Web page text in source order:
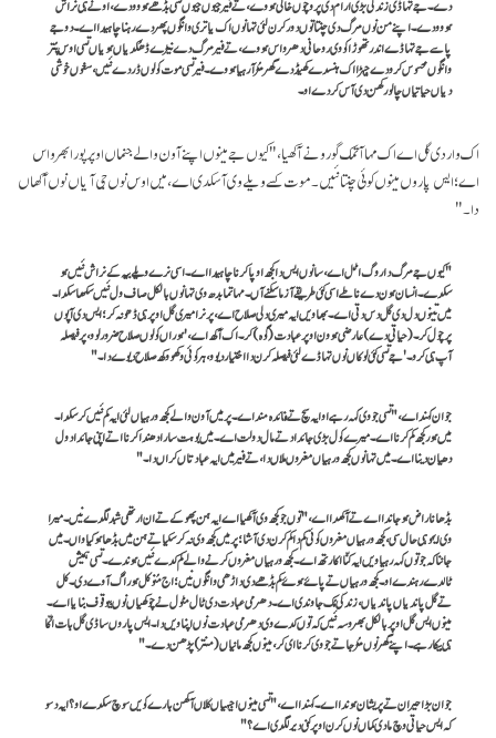
ہووو دے۔ اپنے من نوں مرگ دی چنتا توں دور کرن لئی تہانوں اک یاتری وانگوں پھردے رہنا چاہیدا اے۔ دوجے
پاسے جے تہاڈے اندر تھوڑا کو وی روحانی دھرواس ہووے، تے فیر مرگ دے نیڑے ڈھُکدیاں ہویاں تسی اوس پُتر
وانگوں محسوس کرو دے جیہڑا اک ہنسدے کھیڈدے گھر مُڑ آ رہیا ہووے۔ فیر تسی موت کولوں ڈردے نئیں، سغوں خوشی
دیاں حیاتیاں چالو رکھن دی آس کردے او۔
اک وار دی گل اے اک مہا آتمک گورو نے آکھیا،"کیوں جے مینوں اپنے آون والے جنماں اوپر پورا بھرواس
اے؛ ایس پاروں مینوں کوئی چنتا نئیں۔ موت کسے ویلے وی آسکدی اے، میں اوس نوں جی آیاں نوں آکھاں
دا۔"
"کیوں جے مرگ دا روگ اٹل اے، سانوں ایس دا کجھ اوپا کرنا چاہیدا اے۔ اسی نرے ویلے بیہ کے نراش نئیں ہو
سکدے۔ انسان ہون دے ناطے اسی کئی طریقے آزما سکنے آں۔ مہاتما بدھ وی تہانوں بالکل صاف ول نئیں سکھا سکدا۔
میں تینوں دل دی گل دس دتی اے۔ بھاویں ایہ میری دلی صلاح اے، پر نرا میری گل اوپر ہی ڈھو نہ کر؛ ایس دی آپوں
پرچول کر۔ (حیاتی دے) عارضی ہوون اوپر عبادت (گوہ) کر۔ اک آکھ اے،'ہوراں کولوں صلاح ضرور لوو، پر فیصلہ
آپ ہی کرو۔' جے تسی کئی لوکاں نوں تہاڈے لئی فیصلہ کرن دا اختیار دیوو، ہر کوئی وکھو وکھ صلاح دیوے دا۔"
جوان کہند اے،"تسی جو وی کہہ رہے او ایہ سچ تے فائدہ مند اے۔ پر میں آون والے کجھ ورہیاں لئی ایہ کم نئیں کر سکدا۔
میں ہور کجھ کم کرنا اے۔ میرے کول بڑی جائداد تے مال دولت اے۔ میں بوہت سارا دھندا کرنا اتے اپنی جائداد ول
دھیان دینا اے۔ میں تہانوں کجھ ورہیاں مغروں ملاں دا، تے فیر میں ایہ عبادتاں کراں دا۔"
بڈھا ناراض ہوجاندا اے تے آکھدا اے،"توں جو کجھ وی آکھیا اے ایہ ہن پھوکے تے ان ارتھی شبد لگدے نیں۔ میرا
وی ایہو ہی حال سی، کجھ ورہیاں مغروں کوئی کم دا کم کرن دی آشا؛ پر میں کجھ وی نہ کر سکیا تے ہن میں بڈھا ہو گیا واں۔ میں
جاننا کہ جو توں کہہ رہیا ویں ایہ کنّا اکارتھ اے۔ کجھ ورہیاں مغروں کرنے والے کم کدے نئیں ہوندے۔ تسی ہمیش
ٹالدے رہندے او۔ کجھ ورہیاں تے پاۓ ہوۓ کم بڈھے دی داڑھی وانگوں نیں؛ اج مُنو کل ہور اُگ آوے دی۔ کل
تے گل پاندیاں پاندیاں، زندگی مُک جاوندی اے۔ دھرمی عبادت دی ٹال مٹول نے چوکھیاں نوں بیوقوف بنایا اے۔
مینوں ایس گل اوپر بالکل بھروسہ نئیں کہ توں کدے وی دھرمی عبادت نوں اپناویں دا۔ ایس پاروں ساڈی گل بات اُکّا
ہی بیکار ہے۔ اپنے گھر نوں مُڑ جا تے جو وی کرنا ای کر، مینوں کجھ مانیاں (منتر) پڑھن دے۔"
جوان بڑا حیران تے پریشان ہوندا اے۔ کہندا اے،"تسی مینوں اجیہیاں گلاں آکھن بارے کویں سوچ سکدے او؟ ایہ دسو
کہ ایس حیاتی وچ مادی کماں نوں کرن اوپر کنی دیر لگدی اے؟"